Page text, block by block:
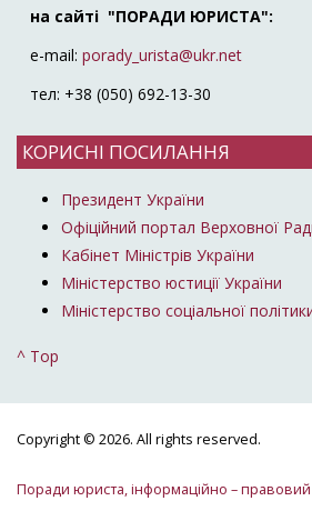
на сайті "ПОРАДИ ЮРИСТА":
e-mail: porady_urista@ukr.net
тел: +38 (050) 692-13-30
КОРИСНІ ПОСИЛАННЯ
Президент України
Офіційний портал Верховної
Кабінет Міністрів України
Міністерство юстиції України
Міністерство соціальної
^ Top
Copyright © 2026. All rights reserved.
Поради юриста, інформаційно –